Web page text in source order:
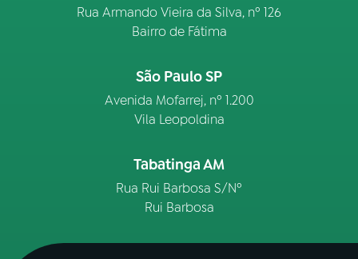
Rua Armando Vieira da Silva, nº 126
Bairro de Fátima
São Paulo SP
Avenida Mofarrej, nº 1.200
Vila Leopoldina
Tabatinga AM
Rua Rui Barbosa S/Nº
Rui Barbosa